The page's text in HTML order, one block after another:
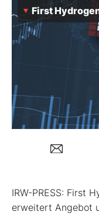
Mein B:O
Mein Konto
Kontakt
First
IRW-PRESS: First
erweitert Angebot